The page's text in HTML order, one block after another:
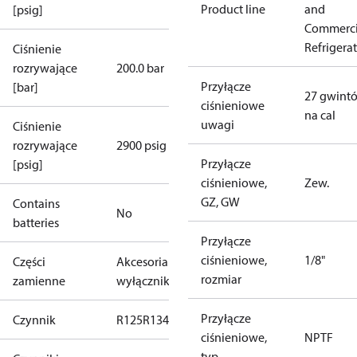
[psig]
Ciśnienie
rozrywające
[bar]
200.0 bar
Ciśnienie
rozrywające
[psig]
2900 psig
Contains
batteries
No
Części
zamienne
Akcesoria do
wyłączników
Czynnik R125R134a R404AR407C
Product line
and
Przyłącze
ciśnieniowe
uwagi
27
na cal
Przyłącze
ciśnieniowe,
GZ, GW
Zew.
Przyłącze
ciśnieniowe,
rozmiar
1/8"
Przyłącze
ciśnieniowe,
NPTF